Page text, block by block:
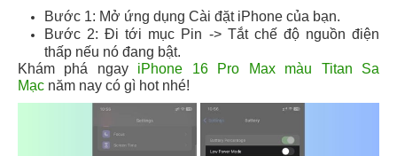
Bước 1: Mở ứng dụng Cài đặt iPhone của bạn.
Bước 2: Đi tới mục Pin -> Tắt chế độ nguồn điện
thấp nếu nó đang bật.
Khám phá ngay iPhone 16 Pro Max màu Titan Sa
Mạc năm nay có gì hot nhé!